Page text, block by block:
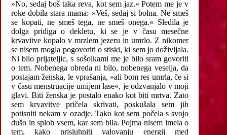
»No, sedaj boš taka reva, kot sem jaz.« Potem me je v
roke dobila stara mama: »Veš, sedaj si bolna. Ne smeš
se kopati, ne smeš tega, ne smeš onega.« Sledila je
dolga pridiga o dekletu, ki se je v času mesečne
krvavitve kopalo v mrzlem jezeru in umrlo. Z nikomer
se nisem mogla pogovoriti o stiski, ki sem jo doživljala.
Ni bilo prijateljic, s sošolkami me je bilo sram govoriti
o tem. Nobenega obreda ni bilo, nobenega veselja, da
postajam ženska, le vprašanja, »ali bom res umrla, če si
v času menstruacije umijem lase«, je odzvanjalo v moji
glavi. Biti ženska je postalo enako kot biti mrtva. Zato
sem krvavitve pričela skrivati, poskušala sem jih
potisniti nekam v ozadje. Tako kot sem počela s svojo
dušo in sploh vsem, kar sem bila. Pojma nisem imela o
tem, kako prisluhniti valovanju energij med